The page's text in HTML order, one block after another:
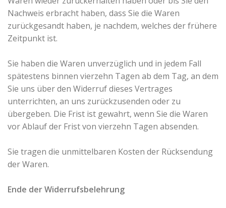
Nachweis erbracht haben, dass Sie die Waren
zurückgesandt haben, je nachdem, welches der frühere
Zeitpunkt ist.
Sie haben die Waren unverzüglich und in jedem Fall
spätestens binnen vierzehn Tagen ab dem Tag, an dem
Sie uns über den Widerruf dieses Vertrages
unterrichten, an uns zurückzusenden oder zu
übergeben. Die Frist ist gewahrt, wenn Sie die Waren
vor Ablauf der Frist von vierzehn Tagen absenden.
Sie tragen die unmittelbaren Kosten der Rücksendung
der Waren.
Ende der Widerrufsbelehrung